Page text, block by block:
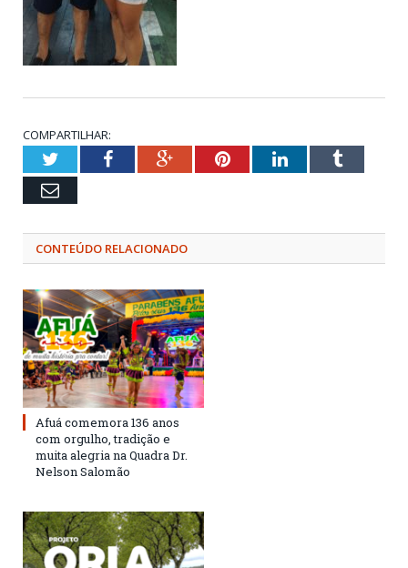
COMPARTILHAR:
TwitterFacebookGoogle+PinterestLinkedInTumblr
Email
CONTEÚDO RELACIONADO
Afuá comemora 136 anos
com orgulho, tradição e
muita alegria na Quadra Dr.
Nelson Salomão